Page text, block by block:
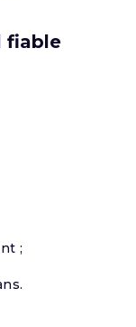
fiable
;